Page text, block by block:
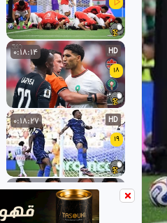
18
0:18:14 HD
19
0:18:27 HD
0:17:43